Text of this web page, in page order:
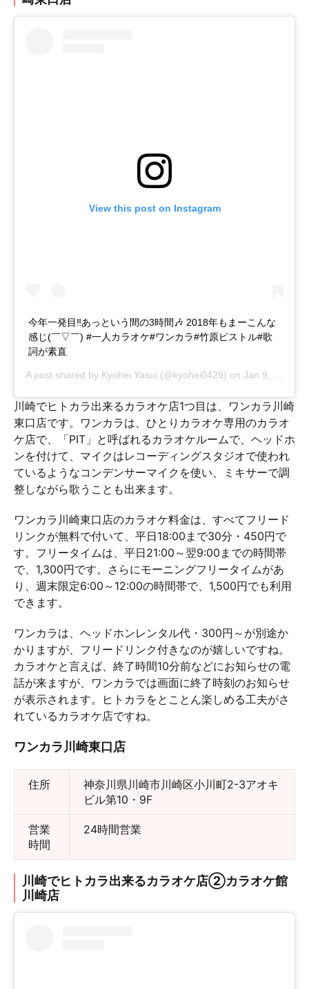
View this post on Instagram
今年一発目‼️あっという間の3時間🎶 2018年もまーこんな
感じ(￣▽￣) #一人カラオケ#ワンカラ#竹原ピストル#歌
詞が素直
A post shared by Kyohei Yasui (@kyohei0429) on Jan 9, 2018 at 10:20pm PST
川崎でヒトカラ出来るカラオケ店1つ目は、ワンカラ川崎
東口店です。ワンカラは、ひとりカラオケ専用のカラオ
ケ店で、「PIT」と呼ばれるカラオケルームで、ヘッドホ
ンを付けて、マイクはレコーディングスタジオで使われ
ているようなコンデンサーマイクを使い、ミキサーで調
整しながら歌うことも出来ます。
ワンカラ川崎東口店のカラオケ料金は、すべてフリード
リンクが無料で付いて、平日18:00まで30分・450円で
す。フリータイムは、平日21:00～翌9:00までの時間帯
で、1,300円です。さらにモーニングフリータイムがあ
り、週末限定6:00～12:00の時間帯で、1,500円でも利用
できます。
ワンカラは、ヘッドホンレンタル代・300円～が別途か
かりますが、フリードリンク付きなのが嬉しいですね。
カラオケと言えば、終了時間10分前などにお知らせの電
話が来ますが、ワンカラでは画面に終了時刻のお知らせ
が表示されます。ヒトカラをとことん楽しめる工夫がさ
れているカラオケ店ですね。
ワンカラ川崎東口店
住所
神奈川県川崎市川崎区小川町2-3アオキ
ビル第10・9F
営業
時間
24時間営業
川崎でヒトカラ出来るカラオケ店②カラオケ館
川崎店